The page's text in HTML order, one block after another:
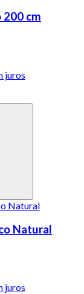
200 cm
juros
Natural
juros